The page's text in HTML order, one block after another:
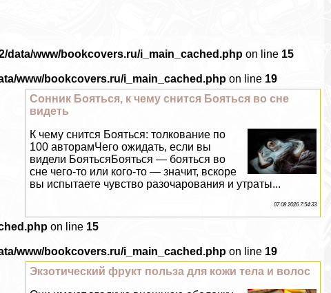
data/www/bookcovers.ru/i_main_cached.php on line 15
www/bookcovers.ru/i_main_cached.php on line 19
Сонник Бояться, к чему снится Бояться во сне
видеть
К чему снится Бояться: толкование по
100 авторамЧего ожидать, если вы
видели БоятьсяБояться — бояться во
сне чего-то или кого-то — значит, вскоре
вы испытаете чувство разочарования и утраты...
07 08 2026 7:54:33
on line 15
www/bookcovers.ru/i_main_cached.php on line 19
Экзотический фрукт польза для кожи тела и волос